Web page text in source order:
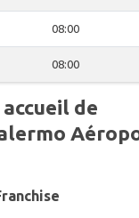
08:00
08:00
de